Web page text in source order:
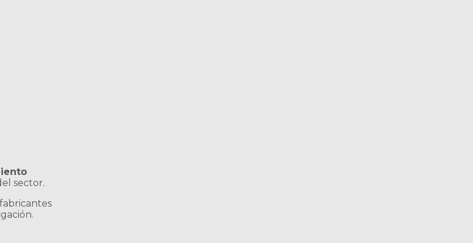
sector.